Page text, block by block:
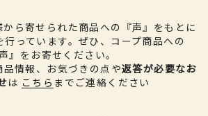
ら寄せられた商品への『声』をもとに
っています。 ぜひ、コープ商品への
声』をお寄せください。
情報、お気づきの点や返答が必要なお
は こちら までご連絡ください